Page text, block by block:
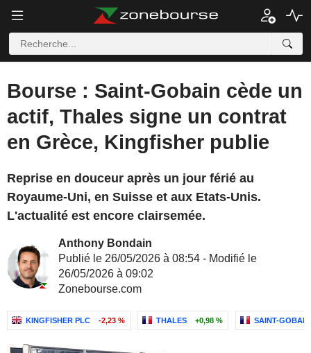
Bourse : Saint-Gobain cède un
actif, Thales signe un contrat
en Grèce, Kingfisher publie
Reprise en douceur après un jour férié au
Royaume-Uni, en Suisse et aux Etats-Unis.
L'actualité est encore clairsemée.
Anthony Bondain
Publié le 26/05/2026 à 08:54 - Modifié le
26/05/2026 à 09:02
Zonebourse.com
KINGFISHER PLC -2,23 % THALES +0,98 % SAINT-GOBAIN